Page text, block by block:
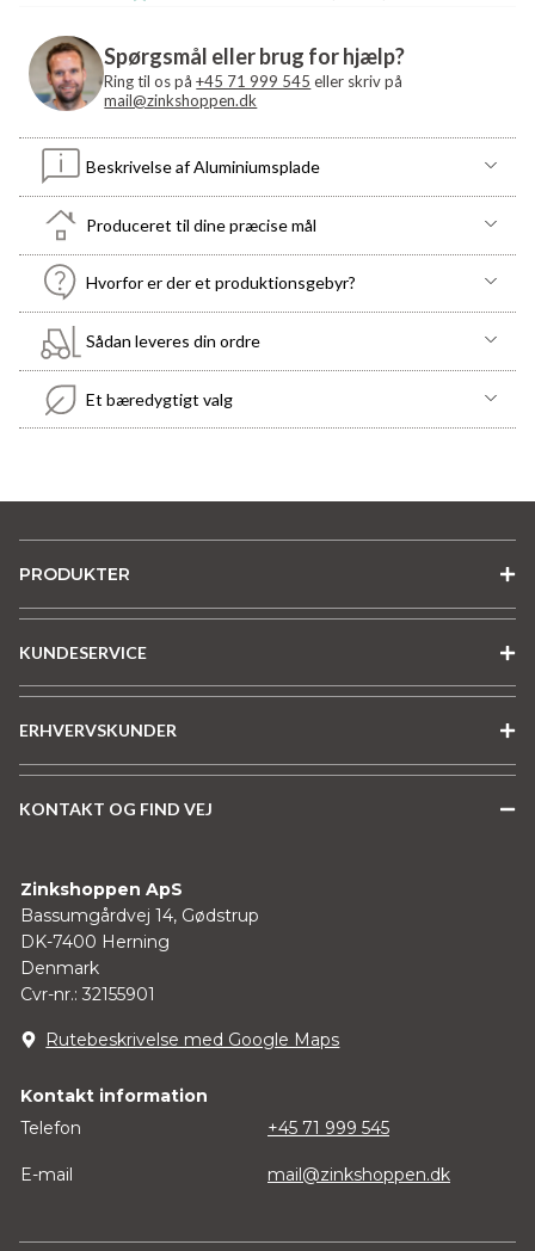
Spørgsmål eller brug for hjælp?
Ring til os på+45 71 999 545 eller skriv på
mail@zinkshoppen.dk
Beskrivelse af Aluminiumsplade
Produceret til dine præcise mål
Hvorfor er der et produktionsgebyr?
Sådan leveres din ordre
Et bæredygtigt valg
PRODUKTER
KUNDESERVICE
ERHVERVSKUNDER
KONTAKT OG FIND VEJ
Zinkshoppen ApS
Bassumgårdvej 14, Gødstrup
DK-7400 Herning
Denmark
Cvr-nr.: 32155901
Rutebeskrivelse med Google Maps
Kontakt information
Telefon
E-mail
+45 71 999 545
mail@zinkshoppen.dk